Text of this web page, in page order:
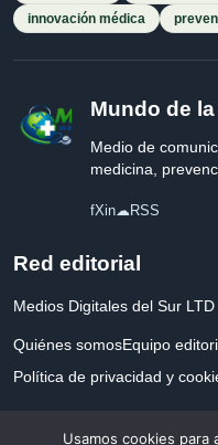
innovación médica
Mundo de la
Medio de
medicina,
fXin☁RSS
Red editorial
Medios Digitales del Sur LTD
Quiénes somosEquipo
Política de privacidad y
Usamos cookies para